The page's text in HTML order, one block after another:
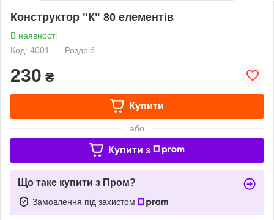
Конструктор "К" 80 елементів
В наявності
Код: 4001
Роздріб
230 ₴
Купити
або
Купити з
Що таке купити з Пром?
Замовлення під захистом